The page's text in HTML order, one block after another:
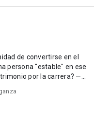
de convertirse en el
persona "estable" en ese
— ¿Entonces, un matrimonio por la carrera? —...